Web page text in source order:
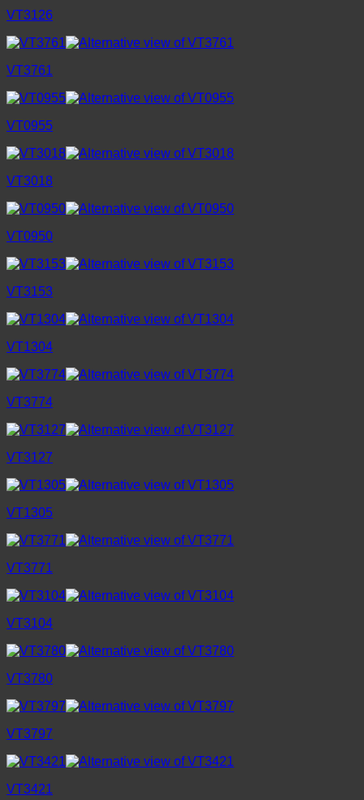
VT3126
VT3761
VT0955
VT3018
VT0950
VT3153
VT1304
VT3774
VT3127
VT1305
VT3771
VT3104
VT3780
VT3797
VT3421